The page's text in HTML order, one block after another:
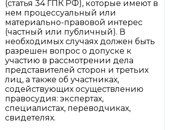
(статья 34 ГПК РФ), которые имеют в
нем процессуальный или
материально-правовой интерес
(частный или публичный). В
необходимых случаях должен быть
разрешен вопрос о допуске к
участию в рассмотрении дела
представителей сторон и третьих
лиц, а также об участниках,
содействующих осуществлению
правосудия: экспертах,
специалистах, переводчиках,
свидетелях.